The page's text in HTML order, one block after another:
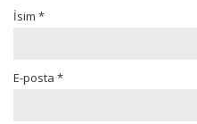
İsim *
E-posta *